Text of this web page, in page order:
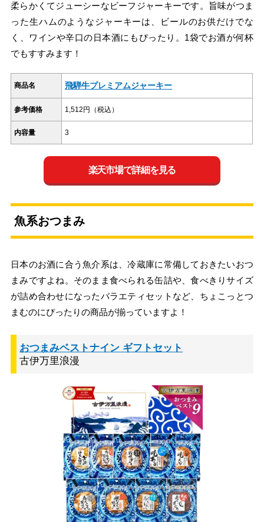
柔らかくてジューシーなビーフジャーキーです。旨味がつま
った生ハムのようなジャーキーは、ビールのお供だけでな
く、ワインや辛口の日本酒にもぴったり。1袋でお酒が何杯
でもすすみます！
商品名 飛騨牛プレミアムジャーキー
参考価格 1,512円（税込）
内容量 3
楽天市場で詳細を見る
魚系おつまみ
日本のお酒に合う魚介系は、冷蔵庫に常備しておきたいおつ
まみですよね。そのまま食べられる缶詰や、食べきりサイズ
が詰め合わせになったバラエティセットなど、ちょこっとつ
まむのにぴったりの商品が揃っていますよ！
おつまみベストナイン ギフトセット
古伊万里浪漫